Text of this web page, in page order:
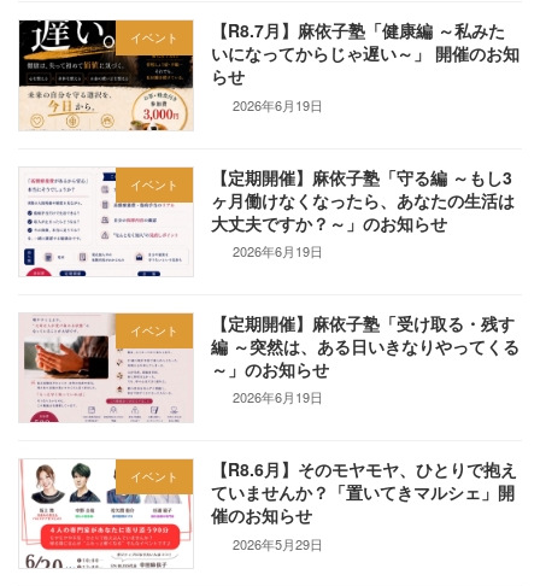
イベント
【R8.7月】麻依子塾「健康編 ～私みた
いになってからじゃ遅い～」 開催のお知
らせ
2026年6月19日
イベント
【定期開催】麻依子塾「守る編 ～もし3
ヶ月働けなくなったら、あなたの生活は
大丈夫ですか？～」のお知らせ
2026年6月19日
イベント
【定期開催】麻依子塾「受け取る・残す
編 ～突然は、ある日いきなりやってくる
～」のお知らせ
2026年6月19日
イベント
【R8.6月】そのモヤモヤ、ひとりで抱え
ていませんか？「置いてきマルシェ」開
催のお知らせ
2026年5月29日